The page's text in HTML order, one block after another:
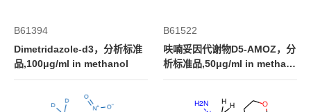
B61394
Dimetridazole-d3，分析标准
品,100μg/ml in methanol
B61522
呋喃妥因代谢物D5-AMOZ，分
析标准品,50μg/ml in methan
ol